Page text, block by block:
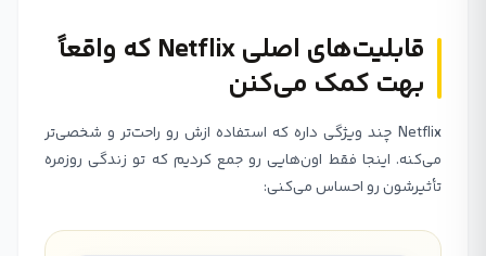
قابلیت‌های اصلی Netflix که واقعاً
بهت کمک می‌کنن
Netflix چند ویژگی داره که استفاده ازش رو راحت‌تر و شخصی‌تر
می‌کنه. اینجا فقط اون‌هایی رو جمع کردیم که تو زندگی روزمره
تأثیرشون رو احساس می‌کنی: